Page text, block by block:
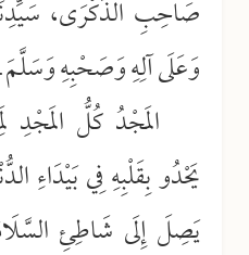
صَاحِبِ الذِّكْرَى،
وَعَلَى آلِهِ وَصَحْبِهِ وَسَلَّمَ.
المَجْدُ كُلُّ
يَحْدُو بِقَلْبِهِ فِي بَيْدَاءِ
يَصِلَ إِلَى شَاطِئِ